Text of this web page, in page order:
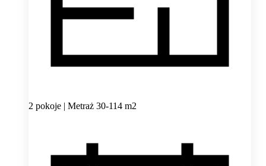
2 pokoje | Metraż 30-114 m2